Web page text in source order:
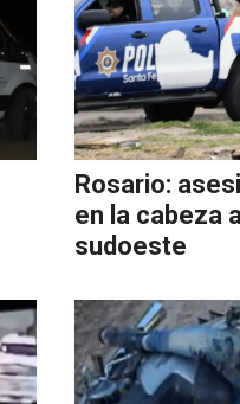
Rosario:
en la cabeza
sudoeste